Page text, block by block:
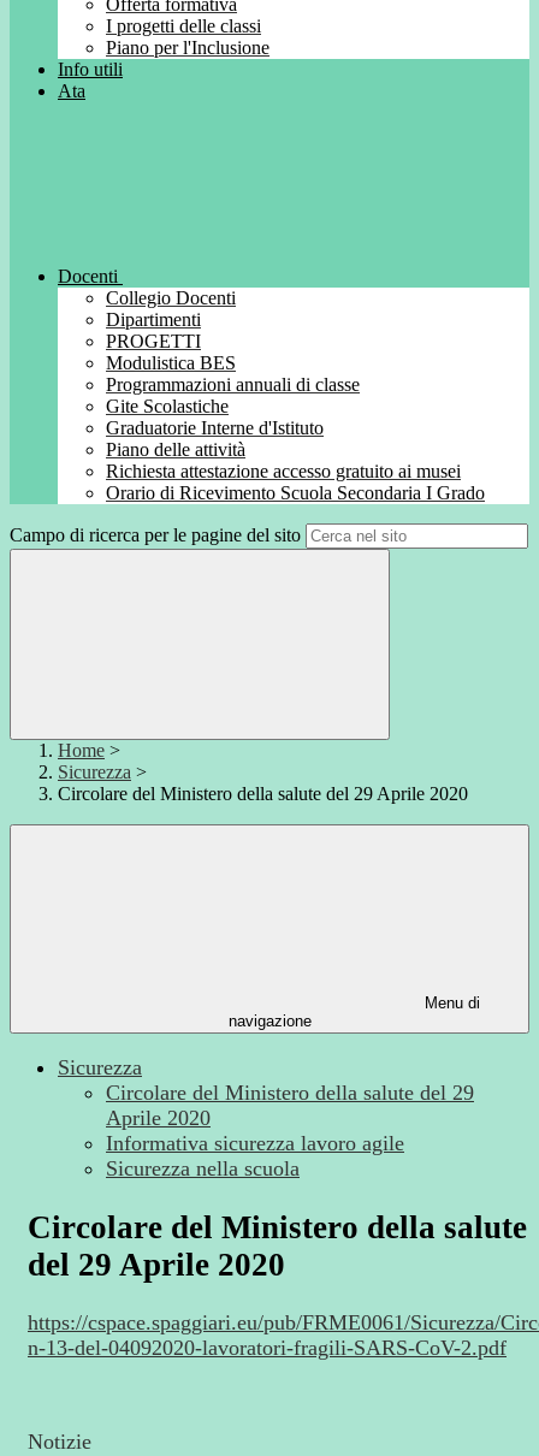
Offerta formativa
I progetti delle classi
Piano per l'Inclusione
Info utili
Ata
Docenti
Collegio Docenti
Dipartimenti
PROGETTI
Modulistica BES
Programmazioni annuali di classe
Gite Scolastiche
Graduatorie Interne d'Istituto
Piano delle attività
Richiesta attestazione accesso gratuito ai musei
Orario di Ricevimento Scuola Secondaria I Grado
Campo di ricerca per le pagine del sito
Home >
Sicurezza >
Circolare del Ministero della salute del 29 Aprile 2020
Menu di
navigazione
Sicurezza
Circolare del Ministero della salute del 29
Aprile 2020
Informativa sicurezza lavoro agile
Sicurezza nella scuola
Circolare del Ministero della salute
del 29 Aprile 2020
https://cspace.spaggiari.eu/pub/FRME0061/Sicurezza/
n-13-del-04092020-lavoratori-fragili-SARS-CoV-2.pdf
Notizie